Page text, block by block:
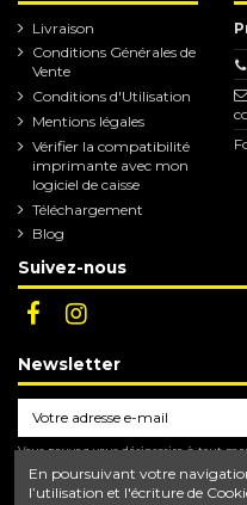
Livraison
Conditions Générales de
Vente
Conditions d'Utilisation
Mentions légales
Vérifier la compatibilité
imprimante avec mon
logiciel de caisse
Téléchargement
Blog
Suivez-nous
Newsletter
Vous pouvez vous désinscrire à tout
contact dans les conditions
En poursuivant votre
l’utilisation et l'écriture de